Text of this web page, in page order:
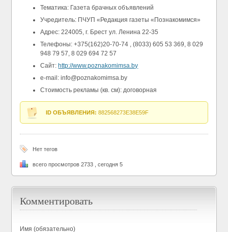
Тематика: Газета брачных объявлений
Учредитель: ПЧУП «Редакция газеты «Познакомимся»
Адрес: 224005, г. Брест ул. Ленина 22-35
Телефоны: +375(162)20-70-74 , (8033) 605 53 369, 8 029
948 79 57, 8 029 694 72 57
Сайт: http://www.poznakomimsa.by
e-mail: info@poznakomimsa.by
Стоимость рекламы (кв. см): договорная
ID ОБЪЯВЛЕНИЯ: 882568273E38E59F
Нет тегов
всего просмотров 2733 , сегодня 5
Комментировать
Имя (обязательно)